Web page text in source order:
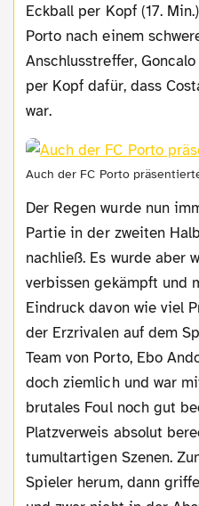
Eckball per Kopf (17.
Porto nach einem
Anschlusstreffer,
per Kopf dafür, dass
war.
Auch der FC Porto
Der Regen wurde nun immer stärker, so dass die
Partie in der zweiten
nachließ. Es wurde aber
verbissen gekämpft und
Eindruck davon wie viel
der Erzrivalen auf dem
Team von Porto, Ebo
doch ziemlich und war
brutales Foul noch gut
Platzverweis absolut
tumultartigen Szenen.
Spieler herum, dann